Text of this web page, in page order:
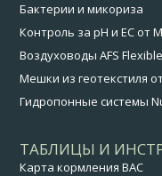
Бактерии и микориза
Контроль за pH и EC от
Воздуховоды AFS
Мешки из геотекстиля
Гидропонные системы
ТАБЛИЦЫ И
Карта кормления BAC